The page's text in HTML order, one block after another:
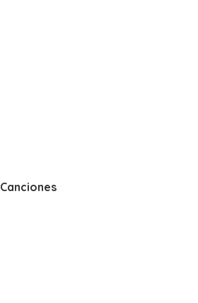
Canciones